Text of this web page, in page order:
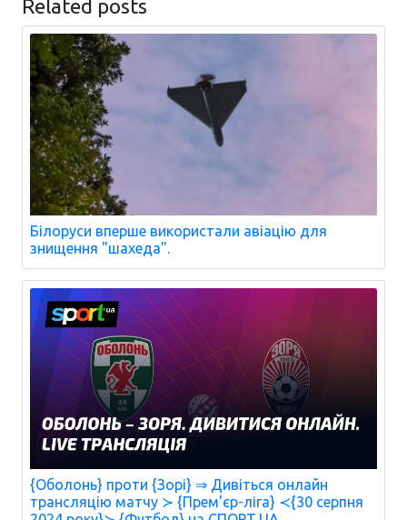
Related posts
Білоруси вперше використали авіацію для
знищення "шахеда".
{Оболонь} проти {Зорі} ⇒ Дивіться онлайн
трансляцію матчу ≻ {Прем'єр-ліга} ≺{30 серпня